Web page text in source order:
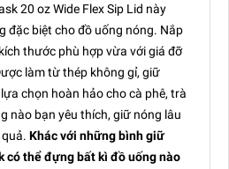
20 oz Wide Flex Sip Lid này
đặc biệt cho đồ uống nóng. Nắp
thước phù hợp vừa với giá đỡ
làm từ thép không gỉ, giữ
chọn hoàn hảo cho cà phê, trà
nào bạn yêu thích, giữ nóng lâu
Khác với những bình giữ
có thể đựng bất kì đồ uống nào